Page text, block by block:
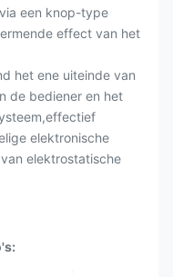
een knop-type
effect van het
het ene uiteinde van
de bediener en het
elektronische
elektrostatische